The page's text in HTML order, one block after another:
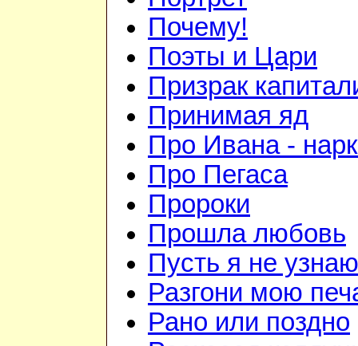
Почему!
Поэты и Цари
Призрак
Принимая яд
Про Ивана -
Про Пегаса
Пророки
Прошла любовь
Пусть я не узнаю
Разгони мою
Рано или поздно